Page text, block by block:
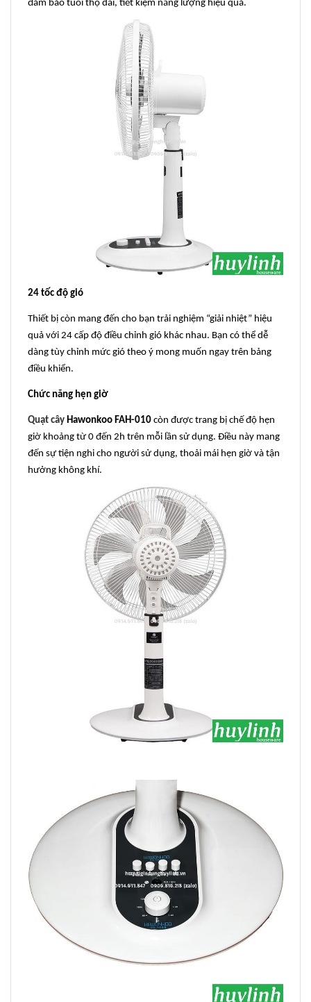
đảm bảo tuổi thọ dài, tiết kiệm năng lượng hiệu quả.
24 tốc độ gió
Thiết bị còn mang đến cho bạn trải nghiệm “giải nhiệt” hiệu
quả với 24 cấp độ điều chỉnh gió khác nhau. Bạn có thể dễ
dàng tùy chỉnh mức gió theo ý mong muốn ngay trên bảng
điều khiển.
Chức năng hẹn giờ
Quạt cây Hawonkoo FAH-010 còn được trang bị chế độ hẹn
giờ khoảng từ 0 đến 2h trên mỗi lần sử dụng. Điều này mang
đến sự tiện nghi cho người sử dụng, thoải mái hẹn giờ và tận
hưởng không khí.